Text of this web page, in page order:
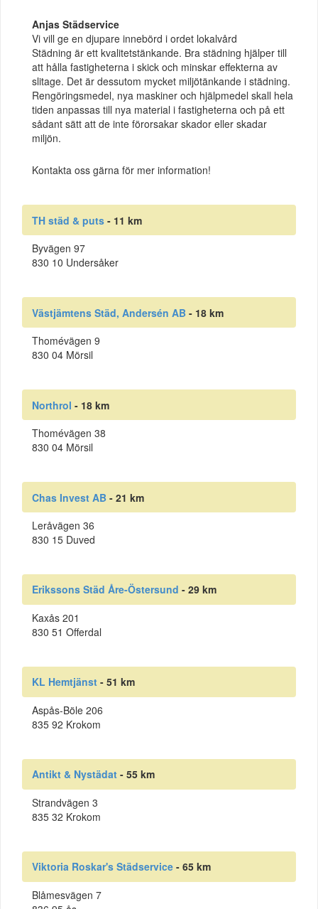
Anjas Städservice
Vi vill ge en djupare innebörd i ordet lokalvård
Städning är ett kvalitetstänkande. Bra städning hjälper till
att hålla fastigheterna i skick och minskar effekterna av
slitage. Det är dessutom mycket miljötänkande i städning.
Rengöringsmedel, nya maskiner och hjälpmedel skall hela
tiden anpassas till nya material i fastigheterna och på ett
sådant sätt att de inte förorsakar skador eller skadar
miljön.
Kontakta oss gärna för mer information!
TH städ & puts - 11 km
Byvägen 97
830 10 Undersåker
Västjämtens Städ, Andersén AB - 18 km
Thomévägen 9
830 04 Mörsil
Northrol - 18 km
Thomévägen 38
830 04 Mörsil
Chas Invest AB - 21 km
Leråvägen 36
830 15 Duved
Erikssons Städ Åre-Östersund - 29 km
Kaxås 201
830 51 Offerdal
KL Hemtjänst - 51 km
Aspås-Böle 206
835 92 Krokom
Antikt & Nystädat - 55 km
Strandvägen 3
835 32 Krokom
Viktoria Roskar's Städservice - 65 km
Blåmesvägen 7